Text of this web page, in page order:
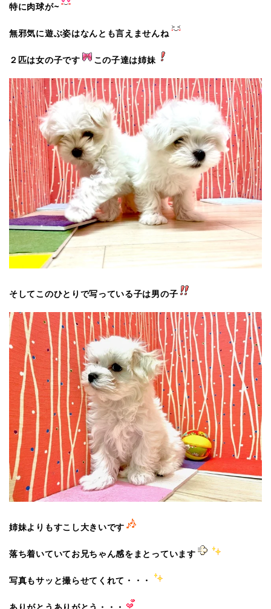
特に肉球が~
無邪気に遊ぶ姿はなんとも言えませんね
２匹は女の子です この子達は姉妹
そしてこのひとりで写っている子は男の子
姉妹よりもすこし大きいです
落ち着いていてお兄ちゃん感をまとっています
写真もサッと撮らせてくれて・・・